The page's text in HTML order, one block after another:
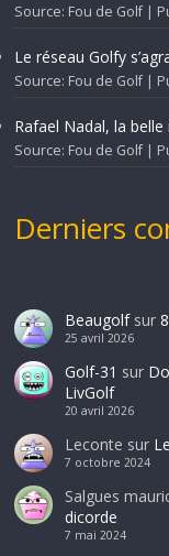
Source: Fou de Golf
Le réseau Golfy
Source: Fou de Golf
Rafael Nadal, la
Source: Fou de Golf
Derniers
Beaugolfsur
25 avril 2026
Golf-31 sur
LivGolf
20 avril 2026
Leconte sur
7 octobre 2024
Salgues
dicorde
7 mai 2024